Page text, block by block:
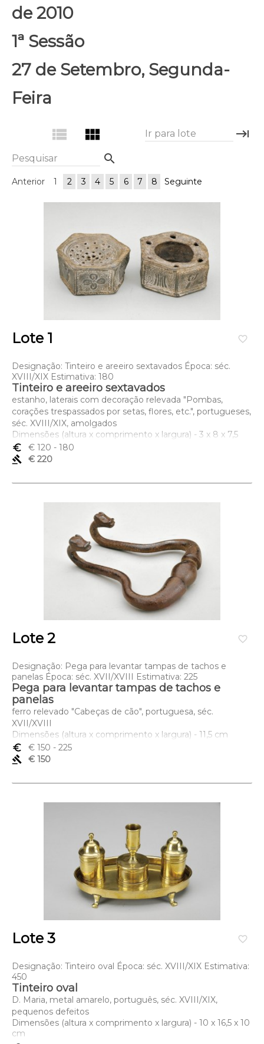
de 2010
1ª Sessão
27 de Setembro, Segunda-
Feira
view_list view_module Ir para lote keyboard_tab
Pesquisar search
Anterior 1 2 3 4 5 6 7 8 Seguinte
favorite_border
Lote 1
Designação: Tinteiro e areeiro sextavados Época: séc.
XVIII/XIX Estimativa: 180
Tinteiro e areeiro sextavados
estanho, laterais com decoração relevada "Pombas,
corações trespassados por setas, flores, etc.", portugueses,
séc. XVIII/XIX, amolgados
Dimensões (altura x comprimento x largura) - 3 x 8 x 7,5
cm
euro_symbol € 120 - 180
gavel
€ 220
favorite_border
Lote 2
Designação: Pega para levantar tampas de tachos e
panelas Época: séc. XVII/XVIII Estimativa: 225
Pega para levantar tampas de tachos e
panelas
ferro relevado "Cabeças de cão", portuguesa, séc.
XVII/XVIII
Dimensões (altura x comprimento x largura) - 11,5 cm
euro_symbol
€ 150 - 225
gavel
€ 150
favorite_border
Lote 3
Designação: Tinteiro oval Época: séc. XVIII/XIX Estimativa:
450
Tinteiro oval
D. Maria, metal amarelo, português, séc. XVIII/XIX,
pequenos defeitos
Dimensões (altura x comprimento x largura) - 10 x 16,5 x 10
cm